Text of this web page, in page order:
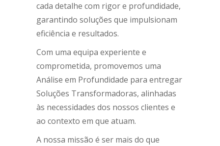
cada detalhe com rigor e profundidade,
garantindo soluções que impulsionam
eficiência e resultados.
Com uma equipa experiente e
comprometida, promovemos uma
Análise em Profundidade para entregar
Soluções Transformadoras, alinhadas
às necessidades dos nossos clientes e
ao contexto em que atuam.
A nossa missão é ser mais do que